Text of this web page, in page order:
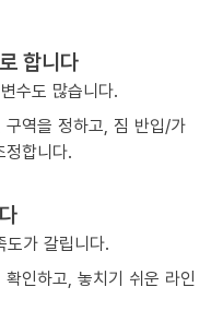
합니다
수도 많습니다.
역을 정하고, 짐 반입/가
합니다.
도가 갈립니다.
인하고, 놓치기 쉬운 라인